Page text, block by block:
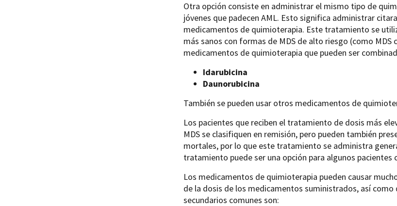
Otra opción consiste en administrar el mismo tipo de
jóvenes que padecen AML. Esto significa administrar
medicamentos de quimioterapia. Este tratamiento se
más sanos con formas de MDS de alto riesgo (como MDS
medicamentos de quimioterapia que pueden ser
Idarubicina
Daunorubicina
También se pueden usar otros medicamentos de
Los pacientes que reciben el tratamiento de dosis más
MDS se clasifiquen en remisión, pero pueden también
mortales, por lo que este tratamiento se administra
tratamiento puede ser una opción para algunos pacientes
Los medicamentos de quimioterapia pueden causar
de la dosis de los medicamentos suministrados, así
secundarios comunes son: